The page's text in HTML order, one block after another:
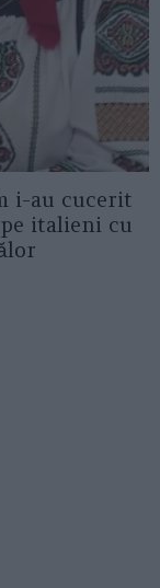
i-au cucerit
italieni cu